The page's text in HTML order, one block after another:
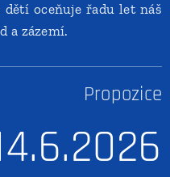
oceňuje řadu let náš
a zázemí.
Propozice